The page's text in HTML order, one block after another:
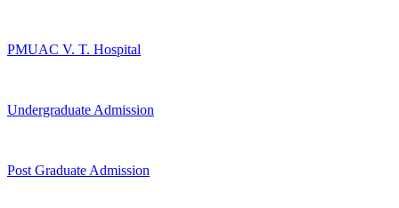
PMUAC V. T. Hospital
Undergraduate Admission
Post Graduate Admission